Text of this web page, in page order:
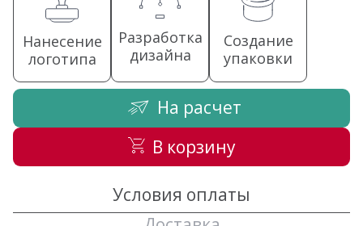
Нанесение
логотипа
Разработка
дизайна
Создание
упаковки
На расчет
В корзину
Условия оплаты